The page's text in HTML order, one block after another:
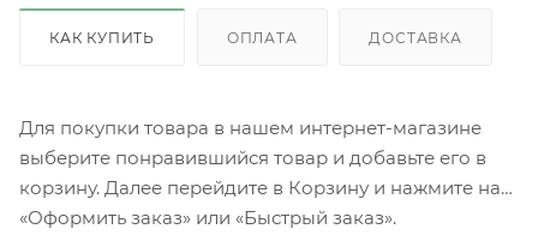
КАК КУПИТЬ ОПЛАТА ДОСТАВКА
Для покупки товара в нашем интернет-магазине
выберите понравившийся товар и добавьте его в
корзину. Далее перейдите в Корзину и нажмите на
«Оформить заказ» или «Быстрый заказ».